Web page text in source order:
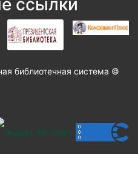
ссылки
библиотечная система ©